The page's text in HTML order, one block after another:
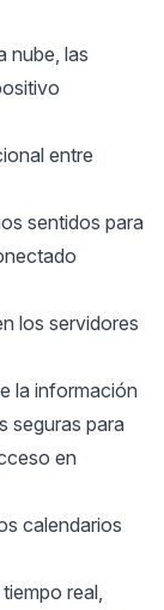
nube, las
entre
sentidos para
los servidores
la información
seguras para
en
calendarios
real,